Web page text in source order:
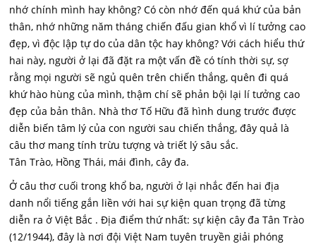
nhớ chính mình hay không? Có còn nhớ đến quá khứ của bản
thân, nhớ những năm tháng chiến đấu gian khổ vì lí tưởng cao
đẹp, vì độc lập tự do của dân tộc hay không? Với cách hiểu thứ
hai này, người ở lại đã đặt ra một vấn đề có tính thời sự, sợ
rằng mọi người sẽ ngủ quên trên chiến thắng, quên đi quá
khứ hào hùng của mình, thậm chí sẽ phản bội lại lí tưởng cao
đẹp của bản thân. Nhà thơ Tố Hữu đã hình dung trước được
diễn biến tâm lý của con người sau chiến thắng, đây quả là
câu thơ mang tính trừu tượng và triết lý sâu sắc.
Tân Trào, Hồng Thái, mái đình, cây đa.
Ở câu thơ cuối trong khổ ba, người ở lại nhắc đến hai địa
danh nổi tiếng gắn liền với hai sự kiện quan trọng đã từng
diễn ra ở Việt Bắc . Địa điểm thứ nhất: sự kiện cây đa Tân Trào
(12/1944), đây là nơi đội Việt Nam tuyên truyền giải phóng